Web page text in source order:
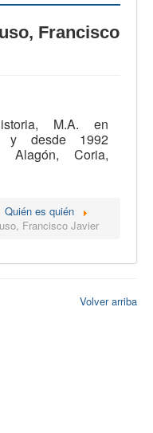
Francisco
M.A. en
y desde 1992
Coria,
Quién es quién
Francisco Javier
Volver arriba